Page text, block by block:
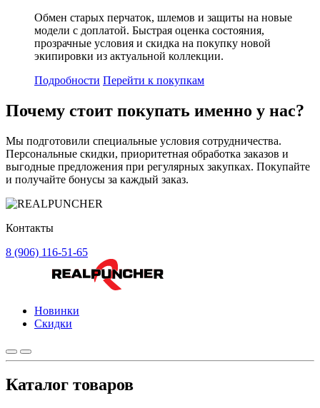
Обмен старых перчаток, шлемов и защиты на новые
модели с доплатой. Быстрая оценка состояния,
прозрачные условия и скидка на покупку новой
экипировки из актуальной коллекции.
Подробности Перейти к покупкам
Почему стоит покупать именно у нас?
Мы подготовили специальные условия сотрудничества.
Персональные скидки, приоритетная обработка заказов и
выгодные предложения при регулярных закупках. Покупайте
и получайте бонусы за каждый заказ.
Контакты
8 (906) 116-51-65
Новинки
Скидки
Каталог товаров